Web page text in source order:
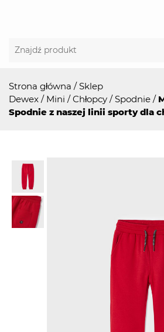
Strona główna /Sklep
Dewex / Mini /Chłopcy /Spodnie /
Spodnie z naszej linii sporty dla